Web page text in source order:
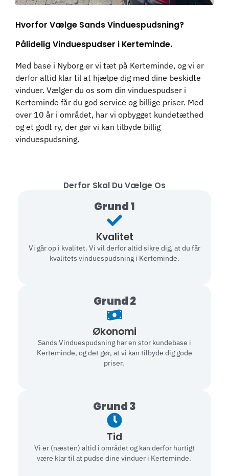
Hvorfor Vælge Sands Vinduespudsning?
Pålidelig Vinduespudser i Kerteminde.
Med base i Nyborg er vi tæt på Kerteminde, og vi er
derfor altid klar til at hjælpe dig med dine beskidte
vinduer. Vælger du os som din vinduespudser i
Kerteminde får du god service og billige priser. Med
over 10 år i området, har vi opbygget kundetæthed
og et godt ry, der gør vi kan tilbyde billig
vinduespudsning.
Derfor Skal Du Vælge Os
Grund 1
Kvalitet
Vi går op i kvalitet. Vi vil derfor altid sikre dig, at du får
kvalitets vinduespudsning i Kerteminde.
Grund 2
Økonomi
Sands Vinduespudsning har en stor kundebase i
Kerteminde, og det gør, at vi kan tilbyde dig gode
priser.
Grund 3
Tid
Vi er (næsten) altid i området og kan derfor hurtigt
være klar til at pudse dine vinduer i Kerteminde.